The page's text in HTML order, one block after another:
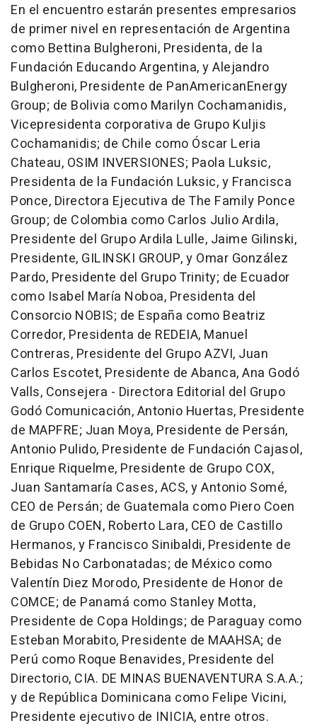
En el encuentro estarán presentes empresarios
de primer nivel en representación de Argentina
como Bettina Bulgheroni, Presidenta, de la
Fundación Educando Argentina, y Alejandro
Bulgheroni, Presidente de PanAmericanEnergy
Group; de Bolivia como Marilyn Cochamanidis,
Vicepresidenta corporativa de Grupo Kuljis
Cochamanidis; de Chile como Óscar Leria
Chateau, OSIM INVERSIONES; Paola Luksic,
Presidenta de la Fundación Luksic, y Francisca
Ponce, Directora Ejecutiva de The Family Ponce
Group; de Colombia como Carlos Julio Ardila,
Presidente del Grupo Ardila Lulle, Jaime Gilinski,
Presidente, GILINSKI GROUP, y Omar González
Pardo, Presidente del Grupo Trinity; de Ecuador
como Isabel María Noboa, Presidenta del
Consorcio NOBIS; de España como Beatriz
Corredor, Presidenta de REDEIA, Manuel
Contreras, Presidente del Grupo AZVI, Juan
Carlos Escotet, Presidente de Abanca, Ana Godó
Valls, Consejera - Directora Editorial del Grupo
Godó Comunicación, Antonio Huertas, Presidente
de MAPFRE; Juan Moya, Presidente de Persán,
Antonio Pulido, Presidente de Fundación Cajasol,
Enrique Riquelme, Presidente de Grupo COX,
Juan Santamaría Cases, ACS, y Antonio Somé,
CEO de Persán; de Guatemala como Piero Coen
de Grupo COEN, Roberto Lara, CEO de Castillo
Hermanos, y Francisco Sinibaldi, Presidente de
Bebidas No Carbonatadas; de México como
Valentín Diez Morodo, Presidente de Honor de
COMCE; de Panamá como Stanley Motta,
Presidente de Copa Holdings; de Paraguay como
Esteban Morabito, Presidente de MAAHSA; de
Perú como Roque Benavides, Presidente del
Directorio, CIA. DE MINAS BUENAVENTURA S.A.A.;
y de República Dominicana como Felipe Vicini,
Presidente ejecutivo de INICIA, entre otros.